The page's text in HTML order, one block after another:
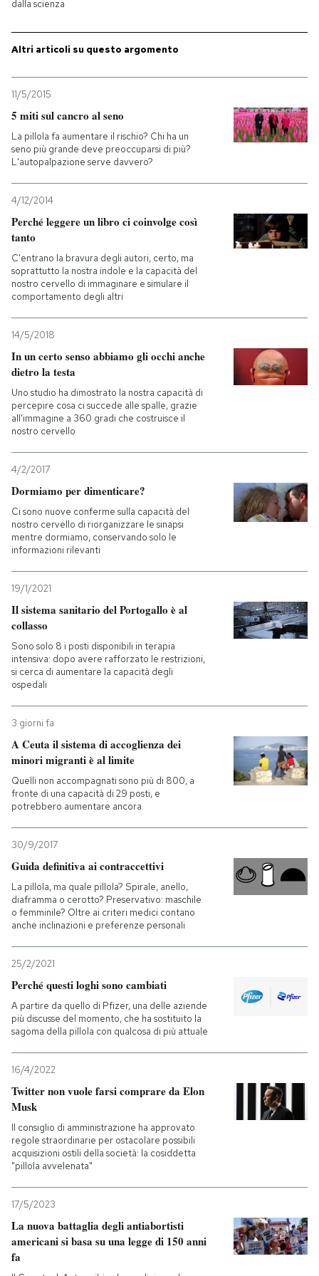
NEWSLETTER
I MIEI PREFERITI
SHOP
CALENDARIO
AREA PERSONALE
Entra
dalla scienza
Altri articoli su questo argomento
11/5/2015
5 miti sul cancro al seno
La pillola fa aumentare il rischio? Chi ha un
seno più grande deve preoccuparsi di più?
L'autopalpazione serve davvero?
4/12/2014
Perché leggere un libro ci coinvolge così
tanto
C'entrano la bravura degli autori, certo, ma
soprattutto la nostra indole e la capacità del
nostro cervello di immaginare e simulare il
comportamento degli altri
14/5/2018
In un certo senso abbiamo gli occhi anche
dietro la testa
Uno studio ha dimostrato la nostra capacità di
percepire cosa ci succede alle spalle, grazie
all'immagine a 360 gradi che costruisce il
nostro cervello
4/2/2017
Dormiamo per dimenticare?
Ci sono nuove conferme sulla capacità del
nostro cervello di riorganizzare le sinapsi
mentre dormiamo, conservando solo le
informazioni rilevanti
19/1/2021
Il sistema sanitario del Portogallo è al
collasso
Sono solo 8 i posti disponibili in terapia
intensiva: dopo avere rafforzato le restrizioni,
si cerca di aumentare la capacità degli
ospedali
3 giorni fa
A Ceuta il sistema di accoglienza dei
minori migranti è al limite
Quelli non accompagnati sono più di 800, a
fronte di una capacità di 29 posti, e
potrebbero aumentare ancora
30/9/2017
Guida definitiva ai contraccettivi
La pillola, ma quale pillola? Spirale, anello,
diaframma o cerotto? Preservativo: maschile
o femminile? Oltre ai criteri medici contano
anche inclinazioni e preferenze personali
25/2/2021
Perché questi loghi sono cambiati
A partire da quello di Pfizer, una delle aziende
più discusse del momento, che ha sostituito la
sagoma della pillola con qualcosa di più attuale
16/4/2022
Twitter non vuole farsi comprare da Elon
Musk
Il consiglio di amministrazione ha approvato
regole straordinarie per ostacolare possibili
acquisizioni ostili della società: la cosiddetta
"pillola avvelenata"
17/5/2023
La nuova battaglia degli antiabortisti
americani si basa su una legge di 150 anni
fa